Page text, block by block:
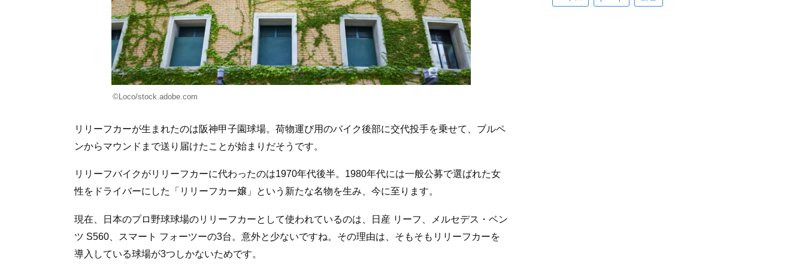
©Loco/stock.adobe.com
リリーフカーが生まれたのは阪神甲子園球場。荷物運び用のバイク後部に交代投手を乗せて、ブルペ
ンからマウンドまで送り届けたことが始まりだそうです。
リリーフバイクがリリーフカーに代わったのは1970年代後半。1980年代には一般公募で選ばれた女
性をドライバーにした「リリーフカー嬢」という新たな名物を生み、今に至ります。
現在、日本のプロ野球球場のリリーフカーとして使われているのは、日産 リーフ、メルセデス・ベン
ツ S560、スマート フォーツーの3台。意外と少ないですね。その理由は、そもそもリリーフカーを
導入している球場が3つしかないためです。